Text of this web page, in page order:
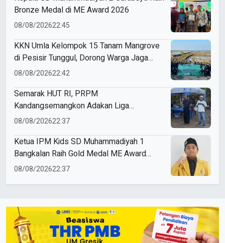
Bronze Medal di ME Award 2026
08/08/202622:45
KKN Umla Kelompok 15 Tanam Mangrove
di Pesisir Tunggul, Dorong Warga Jaga
Lingkungan
08/08/202622:42
Semarak HUT RI, PRPM
Kandangsemangkon Adakan Liga
Kemerdekaan 2026
08/08/202622:37
Ketua IPM Kids SD Muhammadiyah 1
Bangkalan Raih Gold Medal ME Award
2026
08/08/202622:37